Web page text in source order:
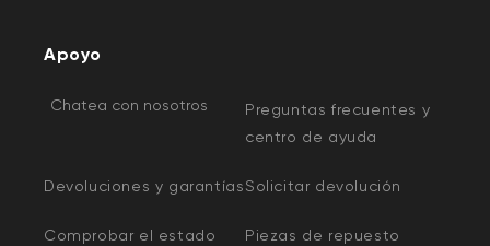
Apoyo
Chatea con nosotros
Preguntas frecuentes y
centro de ayuda
Devoluciones y garantíasSolicitar devolución
Comprobar el estado
Piezas de repuesto